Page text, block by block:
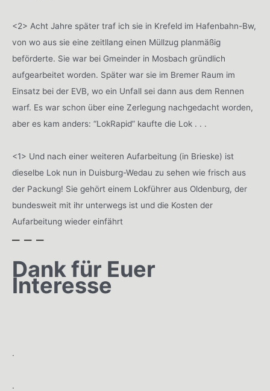
<2> Acht Jahre später traf ich sie in Krefeld im Hafenbahn-Bw,
von wo aus sie eine zeitllang einen Müllzug planmäßig
beförderte. Sie war bei Gmeinder in Mosbach gründlich
aufgearbeitet worden. Später war sie im Bremer Raum im
Einsatz bei der EVB, wo ein Unfall sei dann aus dem Rennen
warf. Es war schon über eine Zerlegung nachgedacht worden,
aber es kam anders: “LokRapid” kaufte die Lok . . .
<1> Und nach einer weiteren Aufarbeitung (in Brieske) ist
dieselbe Lok nun in Duisburg-Wedau zu sehen wie frisch aus
der Packung! Sie gehört einem Lokführer aus Oldenburg, der
bundesweit mit ihr unterwegs ist und die Kosten der
Aufarbeitung wieder einfährt
– – –
Dank für Euer
Interesse
.
.